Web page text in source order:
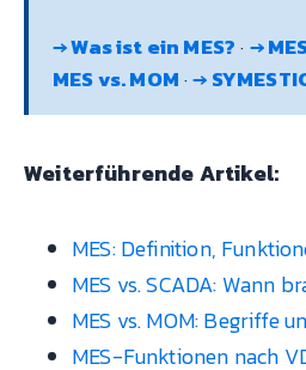
→ Was ist ein MES?· →
MES vs. MOM·→
Weiterführende Artikel:
MES: Definition,
MES vs. SCADA: Wann
MES vs. MOM: Begriffe
MES-Funktionen nach